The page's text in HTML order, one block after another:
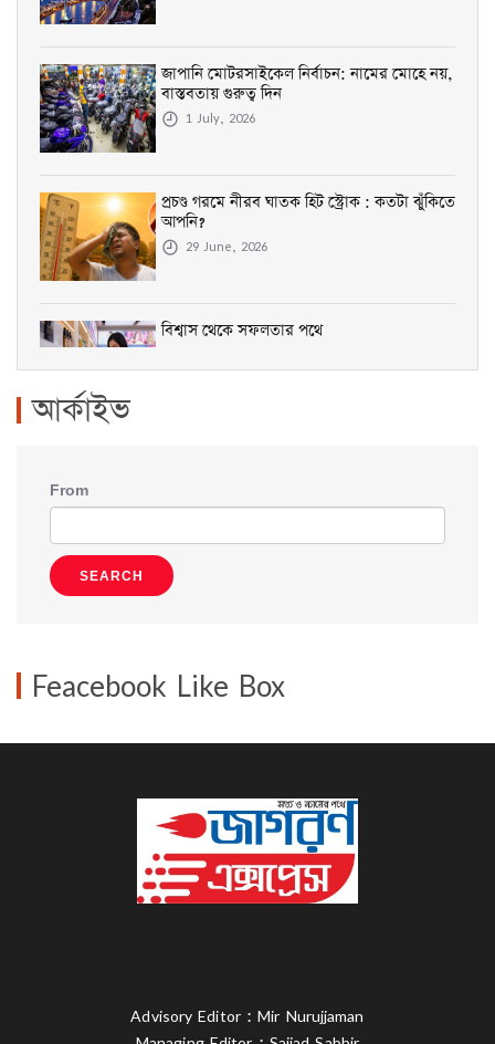
‘ব্রাজিল চিরকাল আমার হৃদয়ে থাকবে’
6 July, 2026
জোড়া সুখবর দিলেন মৌসুমী হামিদ
5 July, 2026
গোবিন্দের পরকীয়া নিয়ে ভরা মঞ্চে মুখ খুললেন স্ত্রী
29 June, 2026
জাপানি মোটরসাইকেল নির্বাচন: নামের মোহে নয়,
বাস্তবতায় গুরুত্ব দিন
1 July, 2026
প্রচণ্ড গরমে নীরব ঘাতক হিট স্ট্রোক : কতটা ঝুঁকিতে
আপনি?
29 June, 2026
বিশ্বাস থেকে সফলতার পথে
16 June, 2026
এই গরমে উপভোগ করুন স্কিন ক্যাফে’র 'সান ফান
রাজধানীর সোনারগাঁও হোটেলে শুরু হলো তিন
দিনব্যাপী আন্তর্জাতিক পর্যটন মেলা
9 April, 2026
15 March, 2026
আর্কাইভ
From
SEARCH
Feacebook Like Box
Advisory Editor : Mir Nurujjaman